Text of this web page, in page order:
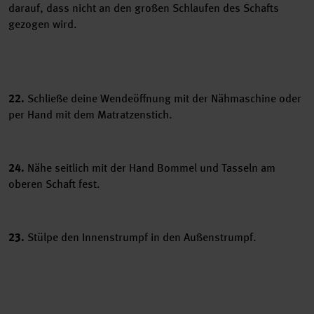
darauf, dass nicht an den großen Schlaufen des Schafts
gezogen wird.
22. Schließe deine Wendeöffnung mit der Nähmaschine oder
per Hand mit dem Matratzenstich.
24. Nähe seitlich mit der Hand Bommel und Tasseln am
oberen Schaft fest.
23. Stülpe den Innenstrumpf in den Außenstrumpf.